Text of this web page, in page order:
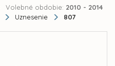
Volebné obdobie: 2010 - 2014
Uznesenie 807